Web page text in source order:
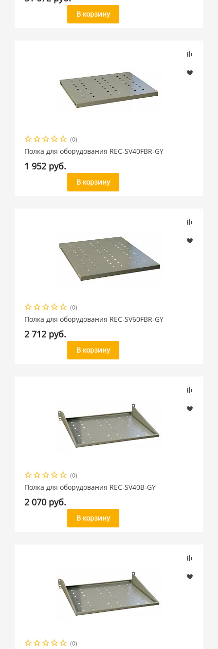
В корзину
(0)
Полка для оборудования REC-SV40FBR-GY
1 952 руб.
В корзину
(0)
Полка для оборудования REC-SV60FBR-GY
2 712 руб.
В корзину
(0)
Полка для оборудования REC-SV40B-GY
2 070 руб.
В корзину
(0)